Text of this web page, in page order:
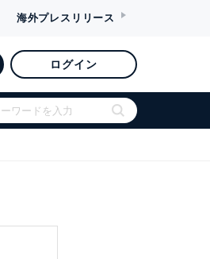
海外プレスリリース
ログイン